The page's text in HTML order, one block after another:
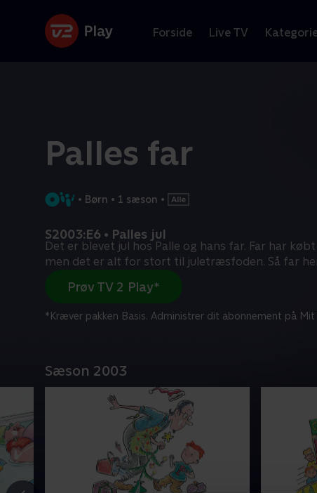
Forside Live TV
Palles far
• Børn • 1 sæson •
S2003:E6 • Palles jul
Det er blevet jul hos Palle og hans far. Far har
men det er alt for stort til juletræsfoden. Så far
Prøv TV 2 Play*
*Kræver pakken Basis. Administrer dit abonnement på Mit
Sæson 2003